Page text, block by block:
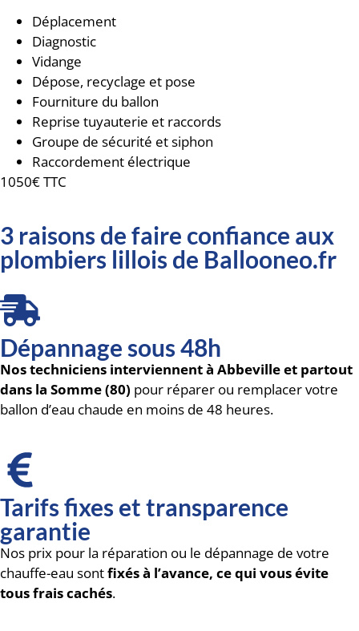
Déplacement
Diagnostic
Vidange
Dépose, recyclage et pose
Fourniture du ballon
Reprise tuyauterie et raccords
Groupe de sécurité et siphon
Raccordement électrique
1050€ TTC
3 raisons de faire confiance aux
plombiers lillois de Ballooneo.fr
Dépannage sous 48h
Nos techniciens interviennent à Abbeville et partout
dans la Somme (80) pour réparer ou remplacer votre
ballon d’eau chaude en moins de 48 heures.
Tarifs fixes et transparence
garantie
Nos prix pour la réparation ou le dépannage de votre
chauffe-eau sontfixés à l’avance, ce qui vous évite
tous frais cachés.